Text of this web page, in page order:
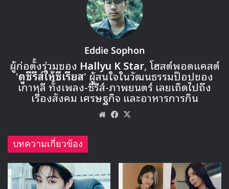
🎙GYUBIN ปลื้มเมืองไทยขนาดไหน? ถึงกลับมาถ่าย
MV เพลงใหม่ LIKE U 100 ที่กรุงเทพ
▶ คลิกดูสัมภาษณ์พิเศษ
Eddie Sophon
ผู้ก่อตั้งร่วมของ Hallyu K Star, โฮสต์พอดแคสต์
'ดูซีรีส์ให้ซีเรียส' ผู้สนใจในวัฒนธรรมป๊อปของ
เกาหลี ทั้งเพลง-ซีรีส์-ภาพยนตร์ เลยเถิดไปถึง
เรื่องสังคม เศรษฐกิจ และอาหารการกิน
WebsiteFacebook
บทความเกี่ยวข้อง